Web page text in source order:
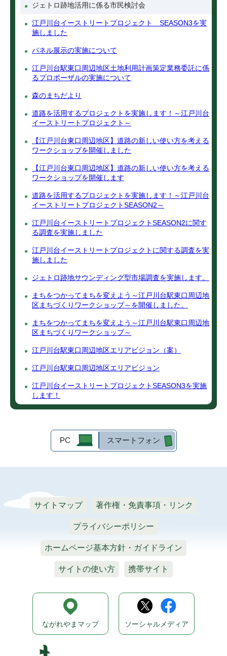
ジェトロ跡地活用に係る市民検討会
江戸川台イーストリートプロジェクト SEASON3を実
施しました
パネル展示の実施について
江戸川台駅東口周辺地区土地利用計画策定業務委託に係
るプロポーザルの実施について
森のまちだより
道路を活用するプロジェクトを実施します！～江戸川台
イーストリートプロジェクト～
【江戸川台東口周辺地区】道路の新しい使い方を考える
ワークショップを開催しました
【江戸川台東口周辺地区】道路の新しい使い方を考える
ワークショップを開催します
道路を活用するプロジェクトを実施します！～江戸川台
イーストリートプロジェクトSEASON2～
江戸川台イーストリートプロジェクトSEASON2に関す
る調査を実施しました
江戸川台イーストリートプロジェクトに関する調査を実
施しました
ジェトロ跡地サウンディング型市場調査を実施します。
まちをつかってまちを変えよう～江戸川台駅東口周辺地
区まちづくりワークショップ～を開催しました。
まちをつかってまちを変えよう～江戸川台駅東口周辺地
区まちづくりワークショップ～
江戸川台駅東口周辺地区エリアビジョン（案）
江戸川台駅東口周辺地区エリアビジョン
江戸川台イーストリートプロジェクトSEASON3を実施
します！
PC スマートフォン
サイトマップ 著作権・免責事項・リンク
プライバシーポリシー
ホームページ基本方針・ガイドライン
サイトの使い方 携帯サイト
ながれやまマップ ソーシャルメディア